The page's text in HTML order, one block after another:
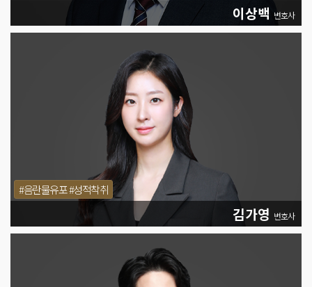
이상백 변호사
#음란물유포 #성적착취
김가영 변호사